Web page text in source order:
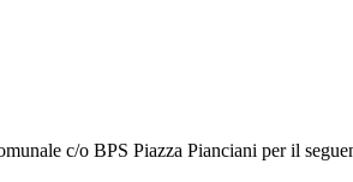
c/o BPS Piazza Pianciani per il